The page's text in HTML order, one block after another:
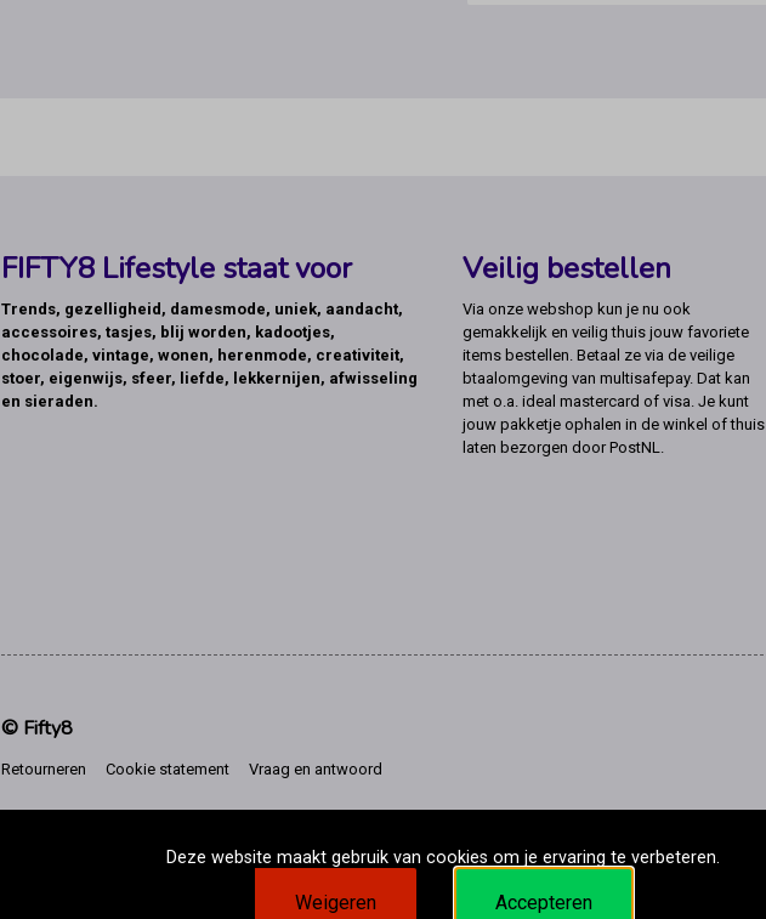
FIFTY8 Lifestyle staat voor
Trends, gezelligheid, damesmode, uniek, aandacht,
accessoires, tasjes, blij worden, kadootjes,
chocolade, vintage, wonen, herenmode, creativiteit,
stoer, eigenwijs, sfeer, liefde, lekkernijen, afwisseling
en sieraden.
Veilig bestellen
Via onze webshop kun je nu ook
gemakkelijk en veilig thuis jouw favoriete
items bestellen. Betaal ze via de veilige
btaalomgeving van multisafepay. Dat kan
met o.a. ideal mastercard of visa. Je kunt
jouw pakketje ophalen in de winkel of thuis
laten bezorgen door PostNL.
© Fifty8
Retourneren Cookie statement Vraag en antwoord
Deze website maakt gebruik van cookies om je ervaring te verbeteren.
Weigeren Accepteren